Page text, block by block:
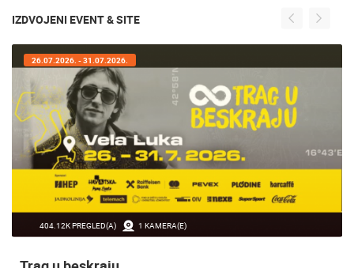
IZDVOJENI EVENT & SITE
404.12K PREGLED(A) 1 KAMERA(E)
26.07.2026. - 31.07.2026.